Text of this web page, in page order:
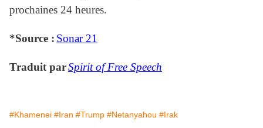
prochaines 24 heures.
*Source : Sonar 21
Traduit parSpirit of Free Speech
#Khamenei #Iran #Trump #Netanyahou #Irak